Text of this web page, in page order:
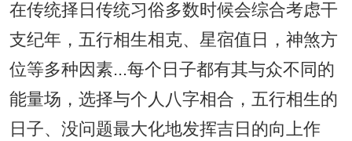
在传统择日传统习俗多数时候会综合考虑干
支纪年，五行相生相克、星宿值日，神煞方
位等多种因素...每个日子都有其与众不同的
能量场，选择与个人八字相合，五行相生的
日子、没问题最大化地发挥吉日的向上作